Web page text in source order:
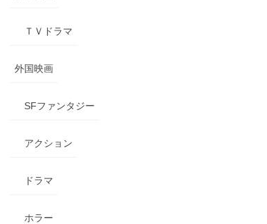
ＴＶドラマ
外国映画
SFファンタジー
アクション
ドラマ
ホラー